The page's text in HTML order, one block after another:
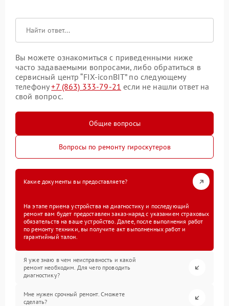
Вы можете ознакомиться с приведенными ниже
часто задаваемыми вопросами, либо обратиться в
сервисный центр “FIX-iconBIT” по следующему
телефону+7 (863) 333-79-21 если не нашли ответ на
свой вопрос.
Общие вопросы
Вопросы по ремонту гироскутеров
Какие документы вы предоставляете?
На этапе приема устройства на диагностику и последующий
ремонт вам будет предоставлен заказ-наряд с указанием страховых
обязательств на ваше устройство. Далее, после выполнения работ
по ремонту техники, вы получите акт выполненных работ и
гарантийный талон.
Я уже знаю в чем неисправность и какой
ремонт необходим. Для чего проводить
диагностику?
Мне нужен срочный ремонт. Сможете
сделать?